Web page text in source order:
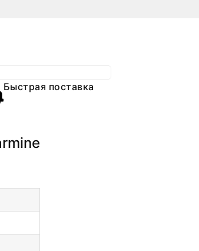
Быстрая поставка